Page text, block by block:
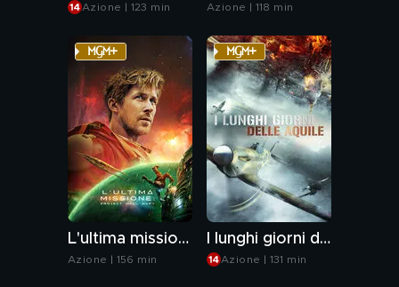
Azione | 123 min Azione | 118 min
L'ultima missione: project hail mary
Azione | 156 min
I lunghi giorni delle aquile
Azione | 131 min